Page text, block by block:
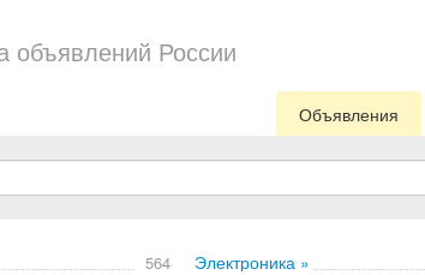
объявлений России
Объявления
564 Электроника »